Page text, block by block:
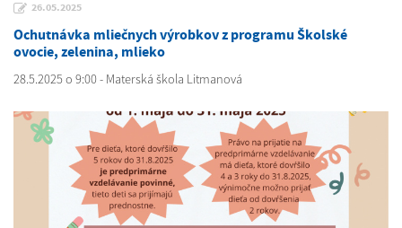
26.05.2025
Ochutnávka mliečnych výrobkov z programu Školské
ovocie, zelenina, mlieko
28.5.2025 o 9:00 - Materská škola Litmanová